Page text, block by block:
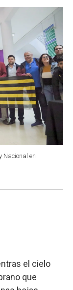
Nacional en
el cielo
que